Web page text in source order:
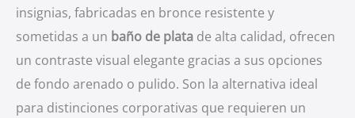
insignias, fabricadas en bronce resistente y
sometidas a un baño de plata de alta calidad, ofrecen
un contraste visual elegante gracias a sus opciones
de fondo arenado o pulido. Son la alternativa ideal
para distinciones corporativas que requieren un